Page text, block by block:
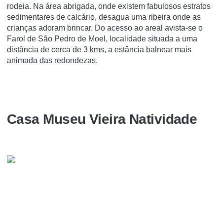
rodeia. Na área abrigada, onde existem fabulosos estratos
sedimentares de calcário, desagua uma ribeira onde as
crianças adoram brincar. Do acesso ao areal avista-se o
Farol de São Pedro de Moel, localidade situada a uma
distância de cerca de 3 kms, a estância balnear mais
animada das redondezas.
Casa Museu Vieira Natividade